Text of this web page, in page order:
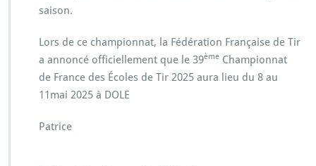
saison.
Lors de ce championnat, la Fédération Française de Tir
a annoncé officiellement que le 39ème Championnat
de France des Écoles de Tir 2025 aura lieu du 8 au
11mai 2025 à DOLE
Patrice